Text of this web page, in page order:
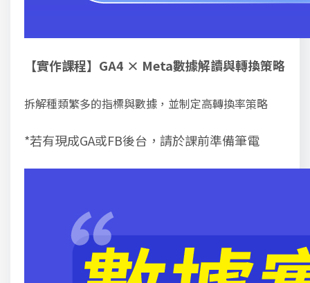
【實作課程】GA4 × Meta數據解讀與轉換策略
拆解種類繁多的指標與數據，並制定高轉換率策略
*若有現成GA或FB後台，請於課前準備筆電